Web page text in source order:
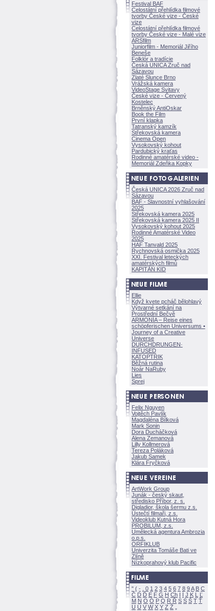
Festival BAF
Celostátní přehlídka filmové
tvorby České vize - České
vize
Celostátní přehlídka filmové
tvorby České vize - Malé vize
ARSfilm
Juniorfilm - Memoriál Jiřího
Beneše
Folklór a tradície
Česká UNICA Zruč nad
Sázavou
Zlaté Slunce Brno
Vrážská kamera
VideoStage Svitavy
České vize - Červený
Kostelec
Brněnský AntiOskar
Book the Film
První klapka
Tatranský kamzík
Střekovská kamera
Cinema Open
Vysokovský kohout
Pardubický kraťas
Rodinné amatérské video -
Memoriál Zdeňka Kopky
Česká UNICA 2026 Zruč nad
Sázavou
BAF - Slavnostní vyhlašování
2025
Střekovská kamera 2025
Střekovská kamera 2025 II
Vysokovský kohout 2025
Rodinné Amatérské Video
2025
HAF Tanvald 2025
Rychnovská osmička 2025
XXI. Festival leteckých
amatérských filmů
KAPITÁN KID
Ellie
Když kvete pcháč bělohlavý
Výtvarné setkání na
Prostřední Bečvě
ARMONÍA – Reise eines
schöpferischen Universums •
Journey of a Creative
Universe
DURCHDRUNGEN·
INFUSED
KATOPTRIK
Běžná rutina
Noár NaRuby
Lies
Sprej
Felix Nguyen
Vojtěch Pavlík
Magdaléna Bílkov
Mark Sonin
Dora Ducháčkov
Alena Zemanov
Lilly Kollmerov
Tereza Polákov
Jakub Samek
Klára Fryčkov
ArtWork Group
Junák - český skaut,
středisko Příbor, z. s.
Digladior, škola šermu z.s.
Ústečtí filmaři, z.s.
Videoklub Kutná Hora
PROBILUM, z.s.
Umělecká agentura Ambrozia
o.p.s.
ORFIKLUB
Univerzita Tomáše Bati ve
Zlíně
Nízkoprahový klub Pacific
" ( - 0 1 2 3 4 5 6 7 8 9A B C
Č D Ď E F G H Ch I Í J K L
Ľ
M N O Ó P Q R Ř S Ś T Ť
U Ú V W X Y Z